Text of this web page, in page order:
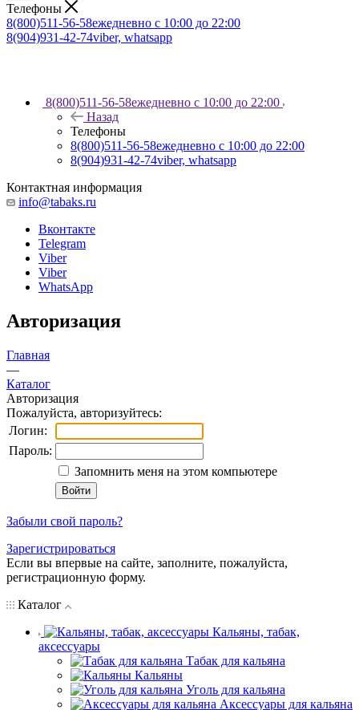
Телефоны
8(800)511-56-58ежедневно с 10:00 до 22:00
8(904)931-42-74viber, whatsapp
8(800)511-56-58ежедневно с 10:00 до 22:00
Назад
Телефоны
8(800)511-56-58ежедневно с 10:00 до 22:00
8(904)931-42-74viber, whatsapp
Контактная информация
info@tabaks.ru
Вконтакте
Telegram
Viber
Viber
WhatsApp
Авторизация
Главная
—
Каталог
Авторизация
Пожалуйста, авторизуйтесь:
Логин:
Пароль:
Запомнить меня на этом компьютере
Забыли свой пароль?
Зарегистрироваться
Если вы впервые на сайте, заполните, пожалуйста,
регистрационную форму.
Каталог
Кальяны, табак,
аксессуары
Табак для кальяна
Кальяны
Уголь для кальяна
Аксессуары для кальяна